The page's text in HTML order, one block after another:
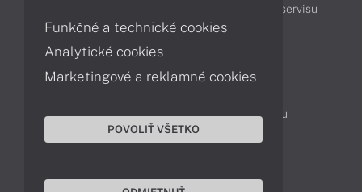
Cenník servisu
Kontakty
Servisné oddelenie
Reklamácia tovaru
Funkčné a technické cookies
Analytické cookies
Marketingové a reklamné cookies
POVOLIŤ VŠETKO